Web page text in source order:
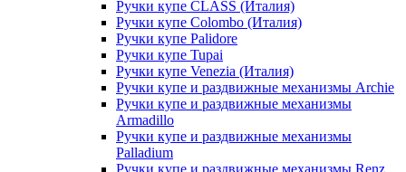
Ручки купе CLASS (Италия)
Ручки купе Colombo (Италия)
Ручки купе Palidore
Ручки купе Tupai
Ручки купе Venezia (Италия)
Ручки купе и раздвижные механизмы Archie
Ручки купе и раздвижные механизмы
Armadillo
Ручки купе и раздвижные механизмы
Palladium
Ручки купе и раздвижные механизмы Renz